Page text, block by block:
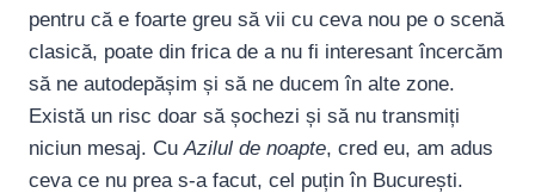
pentru că e foarte greu să vii cu ceva nou pe o scenă
clasică, poate din frica de a nu fi interesant încercăm
să ne autodepășim și să ne ducem în alte zone.
Există un risc doar să șochezi și să nu transmiți
niciun mesaj. CuAzilul de noapte, cred eu, am adus
ceva ce nu prea s-a facut, cel puțin în București.